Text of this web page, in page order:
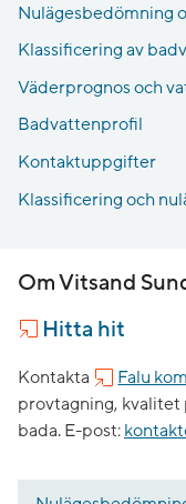
Nulägesbedömning
Klassificering av
Väderprognos och
Badvattenprofil
Kontaktuppgifter
Klassificering och
Om Vitsand
Hitta hit
Kontakta Falu
provtagning, kvalitet
bada. E-post: